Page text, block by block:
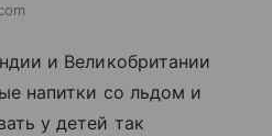
и Великобритании
напитки со льдом и
у детей так